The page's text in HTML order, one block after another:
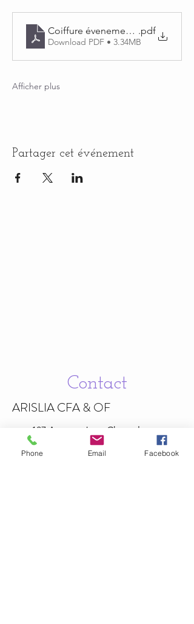
Coiffure évenementielle débutant
.pdf
Download PDF • 3.34MB
Afficher plus
Partager cet événement
Contact
ARISLIA CFA & OF
187 Avenue Jean
Chaptal
30340 Méjannes-lès-Alès , France
Phone Email Facebook